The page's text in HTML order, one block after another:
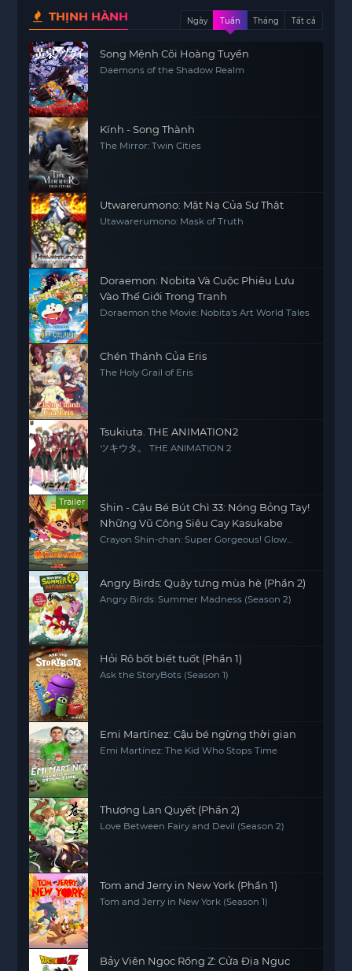
THỊNH HÀNH Ngày Tuần Tháng Tất cả
Song Mệnh Cõi Hoàng Tuyền
Daemons of the Shadow Realm
Kính - Song Thành
The Mirror: Twin Cities
Utwarerumono: Mặt Nạ Của Sự Thật
Utawarerumono: Mask of Truth
Doraemon: Nobita Và Cuộc Phiêu Lưu
Vào Thế Giới Trong Tranh
Doraemon the Movie: Nobita's Art World Tales
Chén Thánh Của Eris
The Holy Grail of Eris
Tsukiuta. THE ANIMATION2
ツキウタ。 THE ANIMATION 2
Trailer
Shin - Cậu Bé Bút Chì 33: Nóng Bỏng Tay!
Những Vũ Công Siêu Cay Kasukabe
Crayon Shin-chan: Super Gorgeous! Glow
Angry Birds: Quậy tưng mùa hè (Phần 2)
Angry Birds: Summer Madness (Season 2)
Hỏi Rô bốt biết tuốt (Phần 1)
Ask the StoryBots (Season 1)
Emi Martínez: Cậu bé ngừng thời gian
Emi Martínez: The Kid Who Stops Time
Thương Lan Quyết (Phần 2)
Love Between Fairy and Devil (Season 2)
Tom and Jerry in New York (Phần 1)
Tom and Jerry in New York (Season 1)
Bảy Viên Ngọc Rồng Z: Cửa Địa Ngục